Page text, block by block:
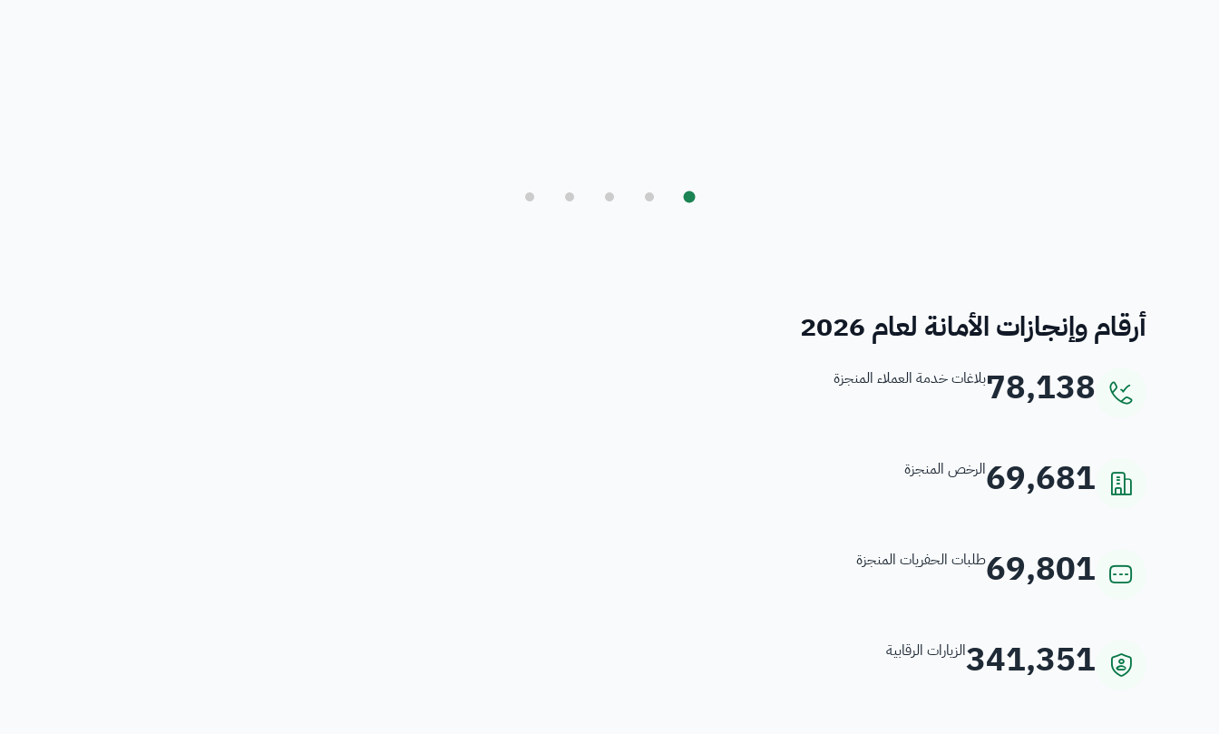
أرقام وإنجازات الأمانة لعام 2026
78,138بلاغات خدمة العملاء المنجزة
69,681الرخص المنجزة
69,801طلبات الحفريات المنجزة
341,351الزيارات الرقابية